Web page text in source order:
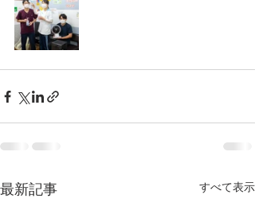
最新記事 すべて表示